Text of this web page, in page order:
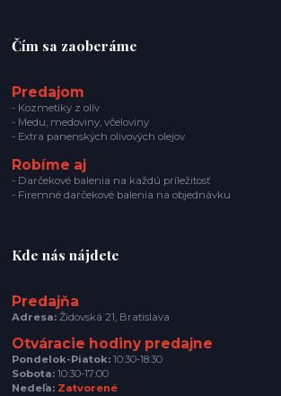
Čím sa zaoberáme
Predajom
- Kozmetiky z olív
- Medu, medoviny, včeloviny
- Extra panenských olivových olejov
Robíme aj
- Darčekové balenia na každú príležitosť
- Firemné darčekové balenia na objednávku
Kde nás nájdete
Predajňa
Adresa: Židovská 21, Bratislava
Otváracie hodiny predajne
Pondelok-Piatok: 10:30-18:30
Sobota: 10:30-17:00
Nedeľa: Zatvorené